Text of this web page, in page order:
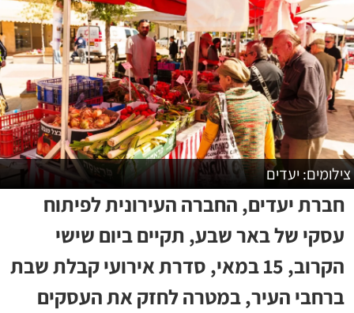
צילומים: יעדים
חברת יעדים, החברה העירונית לפיתוח
עסקי של באר שבע, תקיים ביום שישי
הקרוב, 15 במאי, סדרת אירועי קבלת שבת
ברחבי העיר, במטרה לחזק את העסקים